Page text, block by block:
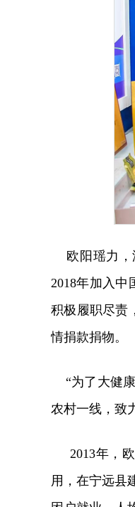
欧阳瑶力，
2018年加入中
积极履职尽责
情捐款捐物。
“为了大健康
农村一线，致
2013年，欧
用，在宁远县